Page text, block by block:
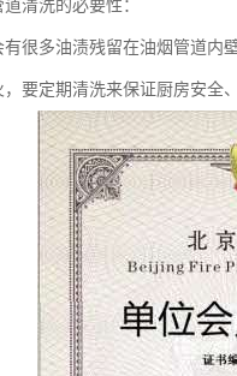
清洗的必要性：
很多油渍残留在油烟管道
要定期清洗来保证厨房安全、